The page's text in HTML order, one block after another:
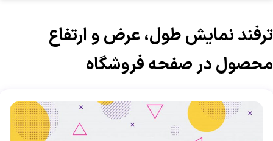
ترفند نمایش طول، عرض و ارتفاع
محصول در صفحه فروشگاه